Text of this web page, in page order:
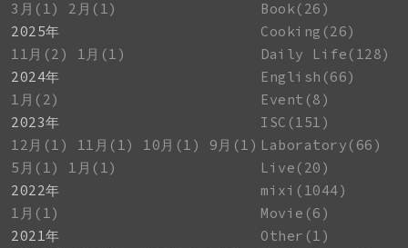
3月(1)
2月(1)
2025年
11月(2)
1月(1)
2024年
1月(2)
2023年
12月(1)
11月(1) 10月(1)
9月(1)
5月(1)
1月(1)
2022年
1月(1)
2021年
Book(26)
Cooking(26)
Daily Life(128)
English(66)
Event(8)
ISC(151)
Laboratory(66)
Live(20)
mixi(1044)
Movie(6)
Other(1)